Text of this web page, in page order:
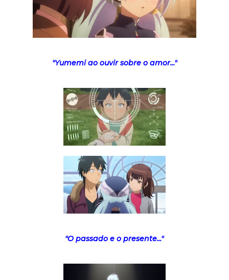
"Yumemi ao ouvir sobre o amor..."
"O passado e o presente..."